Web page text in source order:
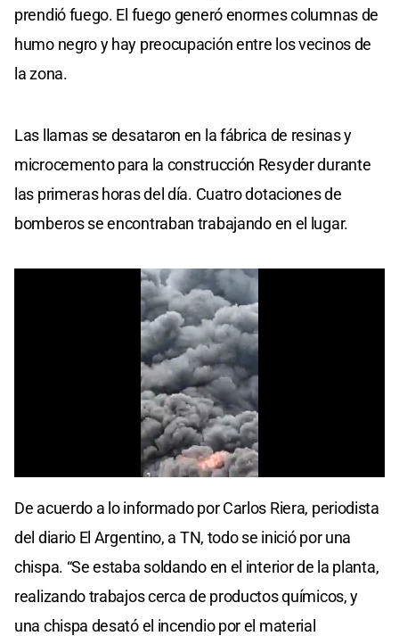
prendió fuego. El fuego generó enormes columnas de
humo negro y hay preocupación entre los vecinos de
la zona.
Las llamas se desataron en la fábrica de resinas y
microcemento para la construcción Resyder durante
las primeras horas del día. Cuatro dotaciones de
bomberos se encontraban trabajando en el lugar.
of
seconds
De acuerdo a lo informado por Carlos Riera, periodista
del diario El Argentino, a TN, todo se inició por una
chispa. “Se estaba soldando en el interior de la planta,
realizando trabajos cerca de productos químicos, y
una chispa desató el incendio por el material